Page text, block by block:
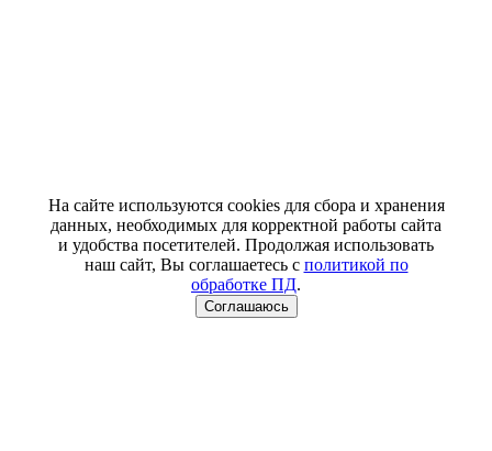
На сайте используются cookies для сбора и хранения
данных, необходимых для корректной работы сайта
и удобства посетителей. Продолжая использовать
наш сайт, Вы соглашаетесь с политикой по
обработке ПД.
Соглашаюсь